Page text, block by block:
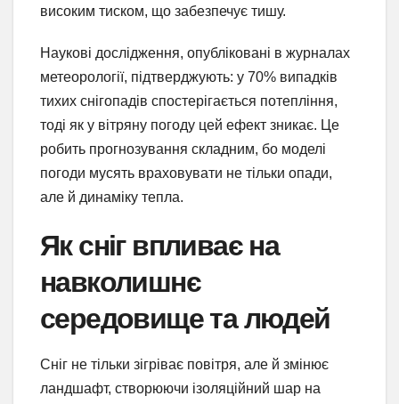
високим тиском, що забезпечує тишу.
Наукові дослідження, опубліковані в журналах
метеорології, підтверджують: у 70% випадків
тихих снігопадів спостерігається потепління,
тоді як у вітряну погоду цей ефект зникає. Це
робить прогнозування складним, бо моделі
погоди мусять враховувати не тільки опади,
але й динаміку тепла.
Як сніг впливає на
навколишнє
середовище та людей
Сніг не тільки зігріває повітря, але й змінює
ландшафт, створюючи ізоляційний шар на